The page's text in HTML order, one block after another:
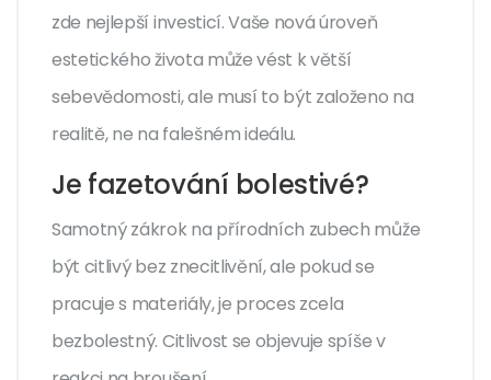
zde nejlepší investicí. Vaše nová úroveň
estetického života může vést k větší
sebevědomosti, ale musí to být založeno na
realitě, ne na falešném ideálu.
Je fazetování bolestivé?
Samotný zákrok na přírodních zubech může
být citlivý bez znecitlivění, ale pokud se
pracuje s materiály, je proces zcela
bezbolestný. Citlivost se objevuje spíše v